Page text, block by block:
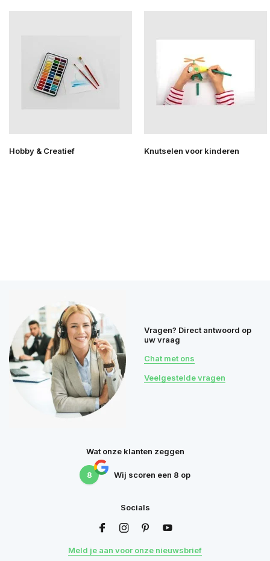
Hobby & Creatief Knutselen voor kinderen
Vragen? Direct antwoord op
uw vraag
Chat met ons
Veelgestelde vragen
Wat onze klanten zeggen
8 Wij scoren een 8 op
Socials
Meld je aan voor onze nieuwsbrief